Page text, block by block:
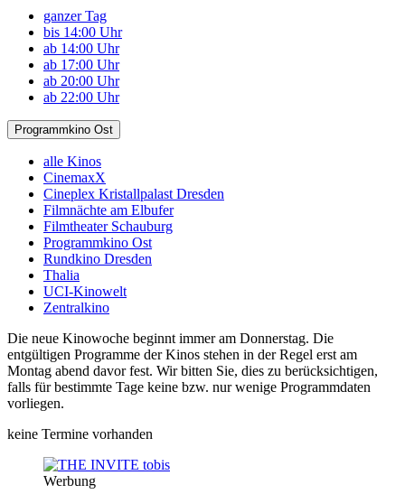
ganzer Tag
bis 14:00 Uhr
ab 14:00 Uhr
ab 17:00 Uhr
ab 20:00 Uhr
ab 22:00 Uhr
Programmkino Ost
alle Kinos
CinemaxX
Cineplex Kristallpalast Dresden
Filmnächte am Elbufer
Filmtheater Schauburg
Programmkino Ost
Rundkino Dresden
Thalia
UCI-Kinowelt
Zentralkino
Die neue Kinowoche beginnt immer am Donnerstag. Die
entgültigen Programme der Kinos stehen in der Regel erst am
Montag abend davor fest. Wir bitten Sie, dies zu berücksichtigen,
falls für bestimmte Tage keine bzw. nur wenige Programmdaten
vorliegen.
keine Termine vorhanden
Werbung